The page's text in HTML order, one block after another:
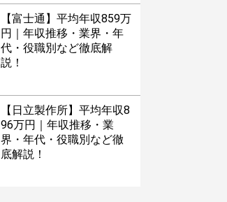
【富士通】平均年収859万
円｜年収推移・業界・年
代・役職別など徹底解
説！
【日立製作所】平均年収8
96万円｜年収推移・業
界・年代・役職別など徹
底解説！